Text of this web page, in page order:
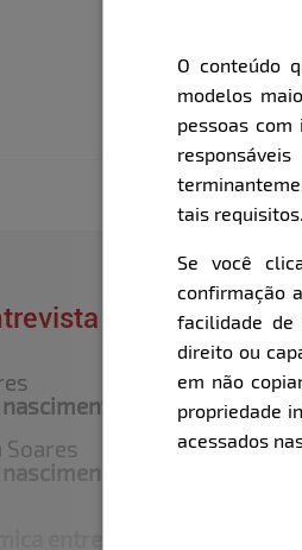
que o Bella fez
18/04/2001 -
Soares
entre vocês? O clima
O conteúdo
modelos
pessoas
tais requisitos.
Se você
confirmação
facilidade de
direito ou
em não
propriedade
acessados